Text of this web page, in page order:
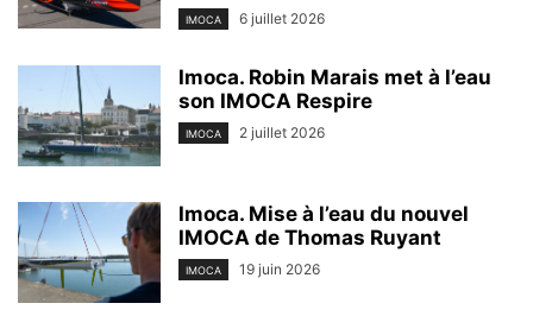
IMOCA 6 juillet 2026
Imoca. Robin Marais met à l’eau
son IMOCA Respire
IMOCA 2 juillet 2026
Imoca. Mise à l’eau du nouvel
IMOCA de Thomas Ruyant
IMOCA 19 juin 2026